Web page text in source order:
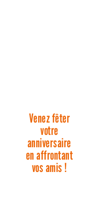
Venez fêter
votre
anniversaire
en affrontant
vos amis !